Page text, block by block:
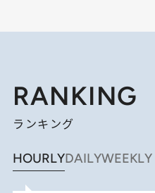
RANKING
ランキング
HOURLYDAILYWEEKLY